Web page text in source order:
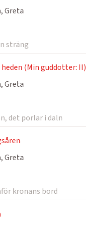
Greta
sträng
(Min guddotter: II)
Greta
det porlar i daln
Greta
kronans bord